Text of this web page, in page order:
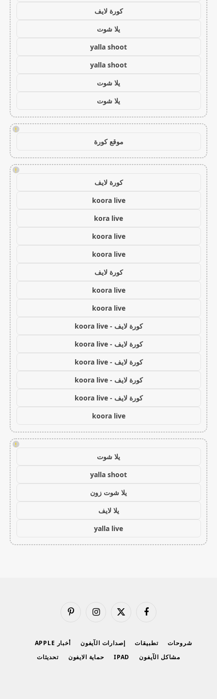
كورة لايف
يلا شوت
yalla shoot
yalla shoot
يلا شوت
يلا شوت
!
موقع كورة
!
كورة لايف
koora live
kora live
koora live
koora live
كورة لايف
koora live
koora live
كورة لايف - koora live
كورة لايف - koora live
كورة لايف - koora live
كورة لايف - koora live
كورة لايف - koora live
koora live
!
يلا شوت
yalla shoot
يلا شوت زون
يلا لايف
yalla live
فيسبوك
X
الانستغرامبينتيريست
شروحات تطبيقات إصدارات الآيفون
أخبار APPLE
مشاكل الآيفون
IPAD حماية الايفون تحديثات